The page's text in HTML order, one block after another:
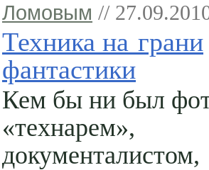
Ломовым //
Техника на грани
фантастики
Кем бы ни был
«технарем»,
документалистом,